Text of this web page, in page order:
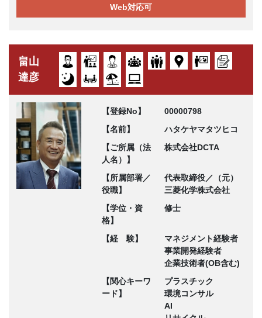
Web対応可
畠山
達彦
【登録No】
00000798
【名前】
ハタケヤマタツヒコ
【ご所属（法
人名）】
株式会社DCTA
【所属部署／
役職】
代表取締役／（元）
三菱化学株式会社
【学位・資
格】
修士
【経 験】
マネジメント経験者
事業開発経験者
企業技術者(OB含む)
【関心キーワ
ード】
プラスチック
環境コンサル
AI